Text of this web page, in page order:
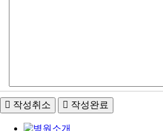
작성취소 작성완료